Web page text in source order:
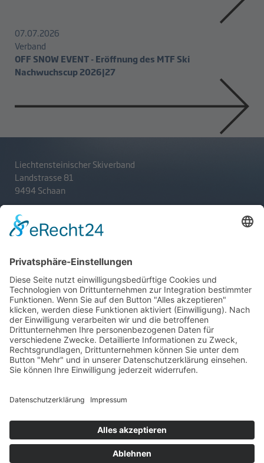
07.07.2026
Verband
OFF SNOW EVENT - Eröffnung des MTF Ski
Nachwuchscup 2026|27
Liechtensteinischer Skiverband
Landstrasse 81
9494 Schaan
T+423 233 36 30
admin@lsv.li
Ski Alpin
Ski Nordisch
Winter-Highlights
Aktuelles
Verband
Aktion Pro Ski
Selektionsrichtlinien
Kontakt
Impressum
Datenschutz
Internationale Verbände
IBU